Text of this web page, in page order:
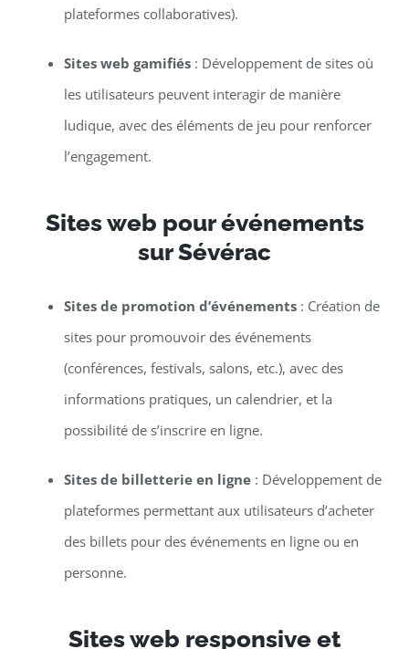
plateformes collaboratives).
Sites web gamifiés: Développement de sites où
les utilisateurs peuvent interagir de manière
ludique, avec des éléments de jeu pour renforcer
l’engagement.
Sites web pour événements
sur Sévérac
Sites de promotion d’événements: Création de
sites pour promouvoir des événements
(conférences, festivals, salons, etc.), avec des
informations pratiques, un calendrier, et la
possibilité de s’inscrire en ligne.
Sites de billetterie en ligne: Développement de
plateformes permettant aux utilisateurs d’acheter
des billets pour des événements en ligne ou en
personne.
Sites web responsive et